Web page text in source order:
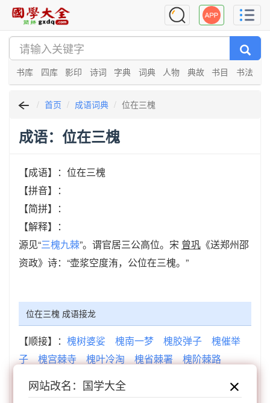
书库 四库 影印 诗词 字典 词典 人物 典故 书目 书法
首页 成语词典 位在三槐
成语：位在三槐
【成语】：位在三槐
【拼音】：
【简拼】：
【解释】：
源见“三槐九棘”。谓官居三公高位。宋 曾巩 《送郑州邵
资政》诗：“壶浆空度洧，公位在三槐。”
位在三槐 成语接龙
【顺接】： 槐树婆娑 槐南一梦 槐胶弹子
槐催举
子
槐宫棘寺 槐叶冷淘 槐省棘署
槐阶棘路
【顺接】： 指桑骂槐 蚂蚁缘槐
位列三槐 一觉庭槐 位在三槐
指桑駡槐
网站改名：国学大全